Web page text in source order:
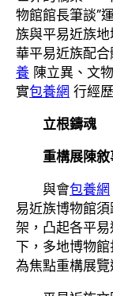
物館館長筆談”
族與平易近族
華平易近族配
養 陳立異、文
實包養網 行經
立根鑄魂
重構展陳
與會包養網
易近族博物館
架，凸起各平
下，多地博物
為焦點重構展覽